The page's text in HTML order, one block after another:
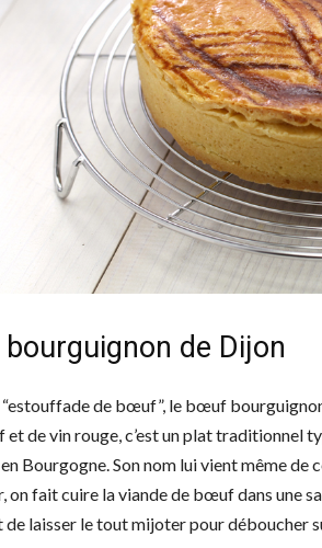
de Dijon
de bœuf”, le bœuf
de vin rouge, c’est un plat traditionnel
Bourgogne. Son nom lui vient même
on fait cuire la viande de bœuf dans une
de laisser le tout mijoter pour déboucher